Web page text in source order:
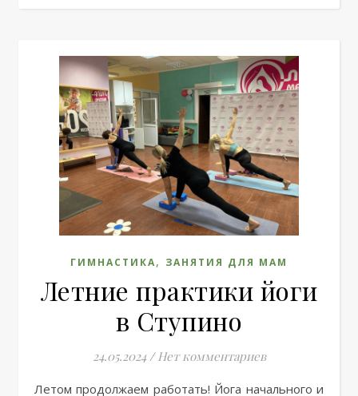
ГИМНАСТИКА, ЗАНЯТИЯ ДЛЯ МАМ
Летние практики йоги
в Ступино
24.05.2024 / Нет комментариев
Летом продолжаем работать! Йога начального и